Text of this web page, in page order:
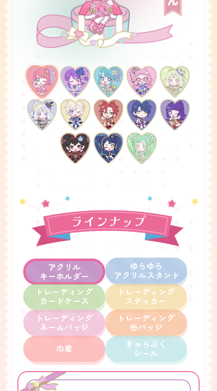
ラインナップ
アクリル
キーホルダー
ゆらゆら
アクリルスタンド
トレーディング
カードケース
トレーディング
ステッカー
トレーディング
ネームバッジ
トレーディング
缶バッジ
巾着
きゃらぷく
シール